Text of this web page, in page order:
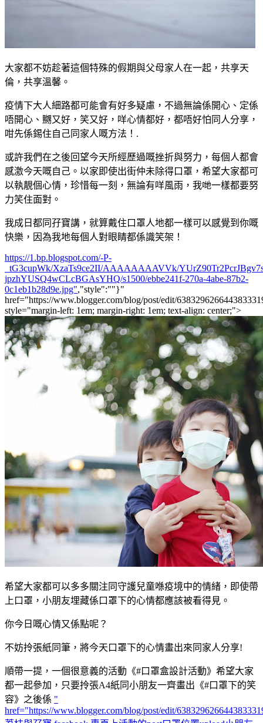
大家都不妨趁著這個特殊的假期與父母家人在一起，共享天
倫，共享溫馨。
疫情下大人細路都可能會有好多疑慮，不過無論係開心、定係
唔開心、嬲又好，笑又好，咩心情都好，都唔好怕同人分享，
咁先係錫住自己同家人嘅方法！.
或許我們在之後回望今天所經歷過嘅挫折與努力，每個人都會
感激今天嘅自己。以家即使出街仲未除得口罩，希望大家都可
以執靚個心情，珍惜每一刻，無論有咩風雨，我哋一樣都要努
力笑住面對。
我成日都同孖寶講，就算戴住口罩人地都一樣可以感覺到你嘅
快樂，因為我地每個人對眼睛都係識笑架！
https://1.bp.blogspot.com/-P-
_tG3cupWk/XzaTs9ce2II/AAAAAAAAVVk/
jpzhYUSQ4wCLcBGAsYHQ/s1500/ebbe241f-270a-4abe-87b2-
0c1eb1b28d9e.jpg","style":""}"
href="https://www.blogger.com/blog/post/edit/
style="margin-left: 1em; margin-right: 1em; text-align: center;">
希望大家都可以多多關注同守護兒童喺疫境中的情緒，即使帶
上口罩，小朋友埋藏係口罩下的心情都應該被看得見。
你今日嘅心情又係點呢？
不妨拎張紙同筆，將今天口罩下的心情畫出來同家人分享!
順帶一提，一個很意義的活動《#口罩盒設計活動》希望大家
都一起參加，只要拎張A4紙同小朋友一齊畫出《#口罩下的笑
容》之後係 "
href="https://www.blogger.com/blog/post/edit/